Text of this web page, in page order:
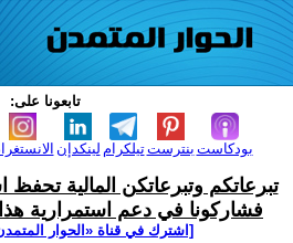
تابعونا على:
لينكدإن تيلكرامبنترست بودكاست
تبرعاتكم وتبرعاتكن المالية تحفظ
فشاركونا في دعم استمرارية
[اشترك في قناة ‫«الحوار